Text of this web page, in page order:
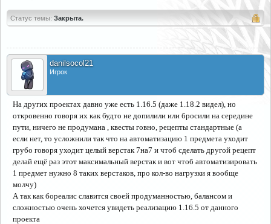
Статус темы: Закрыта.
danilsocol21
Игрок
На других проектах давно уже есть 1.16.5 (даже 1.18.2 видел), но
откровенно говоря их как будто не допилили или бросили на середине
пути, ничего не продумана , квесты говно, рецепты стандартные (а
если нет, то усложнили так что на автоматизацию 1 предмета уходит
грубо говоря уходит целый верстак 7на7 и чтоб сделать другой рецепт
делай ещё раз этот максимальный верстак и вот чтоб автоматизировать
1 предмет нужно 8 таких верстаков, про кол-во нагрузки я вообще
молчу)
А так как бореалис славится своей продуманностью, балансом и
сложностью очень хочется увидеть реализацию 1.16.5 от данного
проекта